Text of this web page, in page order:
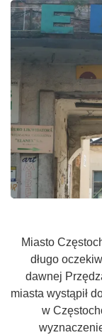
Miasto
długo
dawnej
miasta wystąpił
w